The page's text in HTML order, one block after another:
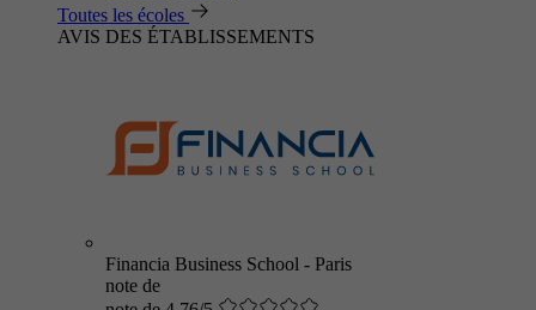
Toutes les écoles
AVIS DES ÉTABLISSEMENTS
Financia Business School - Paris
note de